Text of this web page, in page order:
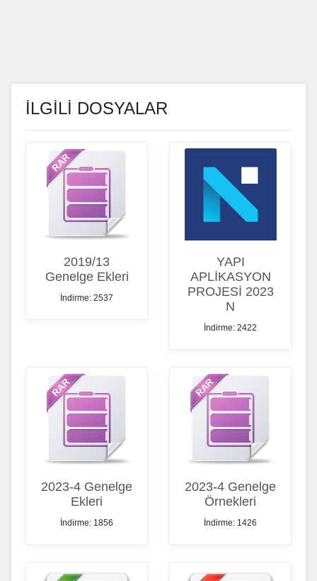
İLGİLİ DOSYALAR
2019/13
Genelge Ekleri
İndirme: 2537
YAPI
APLİKASYON
PROJESİ 2023
N
İndirme: 2422
2023-4 Genelge
Ekleri
İndirme: 1856
2023-4 Genelge
Örnekleri
İndirme: 1426